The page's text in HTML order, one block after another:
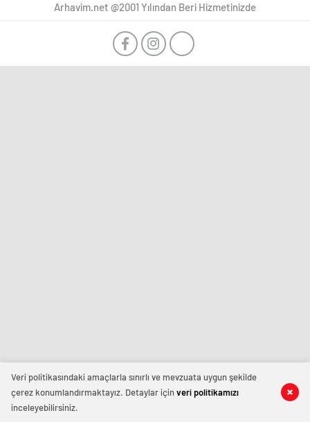
Arhavim.net @2001 Yılından Beri Hizmetinizde
Veri politikasındaki amaçlarla sınırlı ve mevzuata uygun şekilde
çerez konumlandırmaktayız. Detaylar içinveri politikamızı
inceleyebilirsiniz.